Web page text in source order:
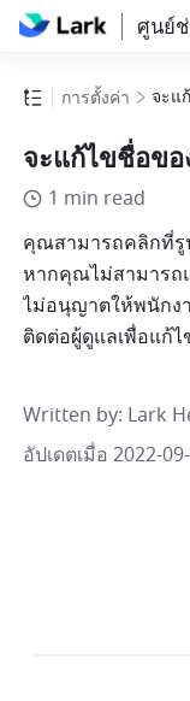
ศูนย์
การตั้งค่า จะแ
จะแก้ไขชื่อขอ
1 min read
คุณสามารถคลิกที่รู
หากคุณไม่สามารถ
ไม่อนุญาตให้พนักง
ติดต่อผู้ดูแลเพื่อแก้
Written by: Lark
อัปเดตเมื่อ 2022-